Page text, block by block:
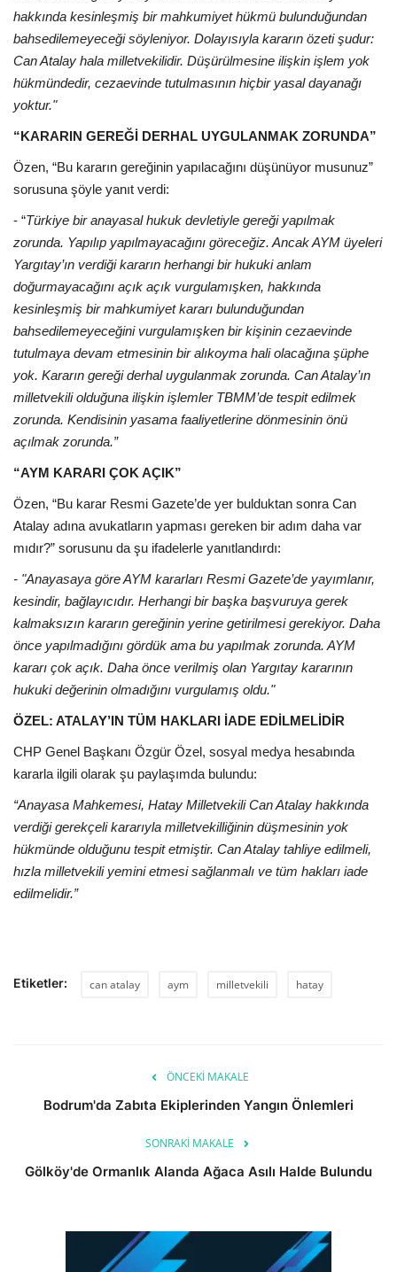
hakkında kesinleşmiş bir mahkumiyet hükmü bulunduğundan
bahsedilemeyeceği söyleniyor. Dolayısıyla kararın özeti şudur:
Can Atalay hala milletvekilidir. Düşürülmesine ilişkin işlem yok
hükmündedir, cezaevinde tutulmasının hiçbir yasal dayanağı
yoktur."
“KARARIN GEREĞİ DERHAL UYGULANMAK ZORUNDA”
Özen, “Bu kararın gereğinin yapılacağını düşünüyor musunuz”
sorusuna şöyle yanıt verdi:
- “Türkiye bir anayasal hukuk devletiyle gereği yapılmak
zorunda. Yapılıp yapılmayacağını göreceğiz. Ancak AYM üyeleri
Yargıtay’ın verdiği kararın herhangi bir hukuki anlam
doğurmayacağını açık açık vurgulamışken, hakkında
kesinleşmiş bir mahkumiyet kararı bulunduğundan
bahsedilemeyeceğini vurgulamışken bir kişinin cezaevinde
tutulmaya devam etmesinin bir alıkoyma hali olacağına şüphe
yok. Kararın gereği derhal uygulanmak zorunda. Can Atalay’ın
milletvekili olduğuna ilişkin işlemler TBMM’de tespit edilmek
zorunda. Kendisinin yasama faaliyetlerine dönmesinin önü
açılmak zorunda.”
“AYM KARARI ÇOK AÇIK”
Özen, “Bu karar Resmi Gazete’de yer bulduktan sonra Can
Atalay adına avukatların yapması gereken bir adım daha var
mıdır?” sorusunu da şu ifadelerle yanıtlandırdı:
- "Anayasaya göre AYM kararları Resmi Gazete’de yayımlanır,
kesindir, bağlayıcıdır. Herhangi bir başka başvuruya gerek
kalmaksızın kararın gereğinin yerine getirilmesi gerekiyor. Daha
önce yapılmadığını gördük ama bu yapılmak zorunda. AYM
kararı çok açık. Daha önce verilmiş olan Yargıtay kararının
hukuki değerinin olmadığını vurgulamış oldu."
ÖZEL: ATALAY’IN TÜM HAKLARI İADE EDİLMELİDİR
CHP Genel Başkanı Özgür Özel, sosyal medya hesabında
kararla ilgili olarak şu paylaşımda bulundu:
“Anayasa Mahkemesi, Hatay Milletvekili Can Atalay hakkında
verdiği gerekçeli kararıyla milletvekilliğinin düşmesinin yok
hükmünde olduğunu tespit etmiştir. Can Atalay tahliye edilmeli,
hızla milletvekili yemini etmesi sağlanmalı ve tüm hakları iade
edilmelidir.”
Etiketler: can atalay aym milletvekili hatay
ÖNCEKI MAKALE
Bodrum'da Zabıta Ekiplerinden Yangın Önlemleri
SONRAKI MAKALE
Gölköy'de Ormanlık Alanda Ağaca Asılı Halde Bulundu